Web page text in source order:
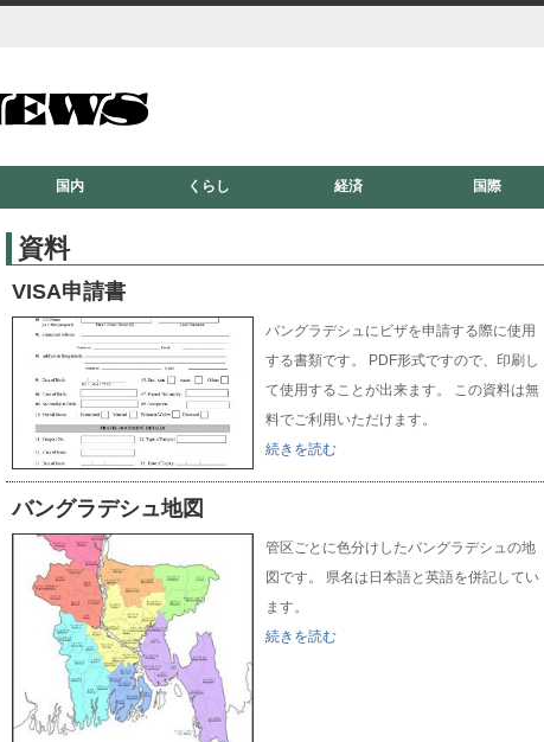
国内 くらし 経済 国際
資料
VISA申請書
バングラデシュにビザを申請する際に使用
する書類です。 PDF形式ですので、印刷し
て使用することが出来ます。 この資料は無
料でご利用いただけます。
続きを読む
バングラデシュ地図
管区ごとに色分けしたバングラデシュの地
図です。 県名は日本語と英語を併記してい
ます。
続きを読む